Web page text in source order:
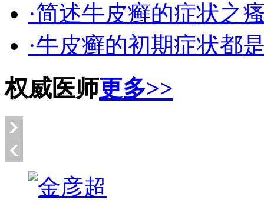
·简述牛皮癣的症状之
·牛皮癣的初期症状都
权威医师更多>>